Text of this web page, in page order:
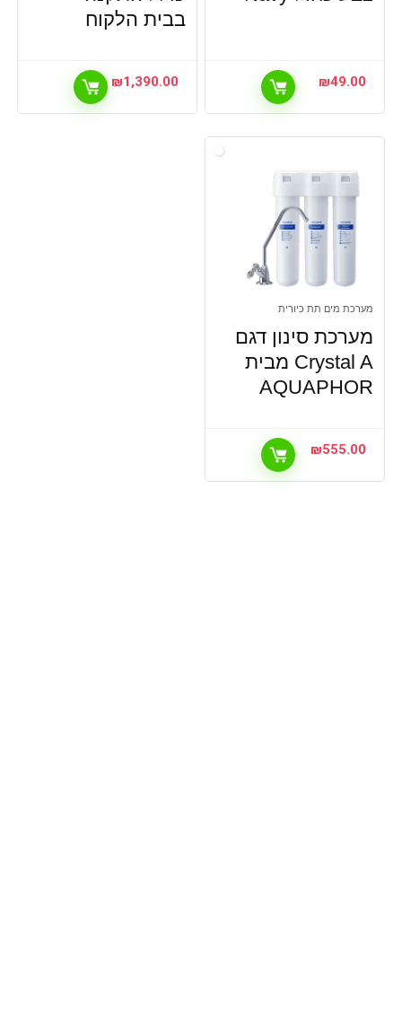
₪49.00
בבית הלקוח
₪1,390.00
מערכת מים תת כיורית
מערכת סינון דגם
Crystal A מבית
AQUAPHOR
₪555.00